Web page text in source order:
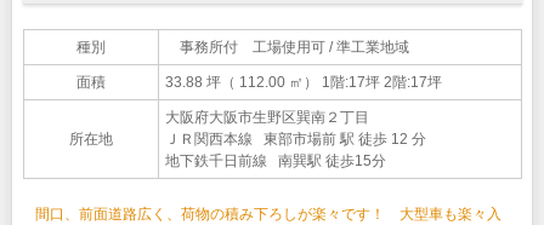
種別 事務所付 工場使用可 / 準工業地域
面積 33.88 坪（ 112.00 ㎡） 1階:17坪 2階:17坪
所在地
大阪府大阪市生野区巽南２丁目
ＪＲ関西本線 東部市場前 駅 徒歩 12 分
地下鉄千日前線 南巽駅 徒歩15分
間口、前面道路広く、荷物の積み下ろしが楽々です！ 大型車も楽々入